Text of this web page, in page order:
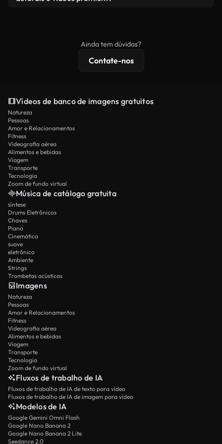
licenciamento estendidas.
Ainda tem dúvidas?
Contate-nos
Vídeos de banco de imagens gratuitos
Natureza
Pessoas
Amor e Relacionamentos
Fitness
Videografia aérea
Alimentos e bebidas
Viagem
Transporte
Tecnologia
Zoom de fundo virtual
Música de catálogo gratuita
síntese
Drums Eletrônicos
Chaves
Piano
Cinemática
suave
eletrônico
Ambiente
Strings
Trombetas acústicas
Imagens
Natureza
Pessoas
Amor e Relacionamentos
Fitness
Videografia aérea
Alimentos e bebidas
Viagem
Transporte
Tecnologia
Zoom de fundo virtual
Fluxos de trabalho de IA
Fluxos de trabalho de IA de texto para vídeo
Fluxos de trabalho de IA de imagem para vídeo
Modelos de IA
Google Gemini Omni Flash
Google Nano Banana 2
Google Nano Banana 2 Lite
Seedance 2.0